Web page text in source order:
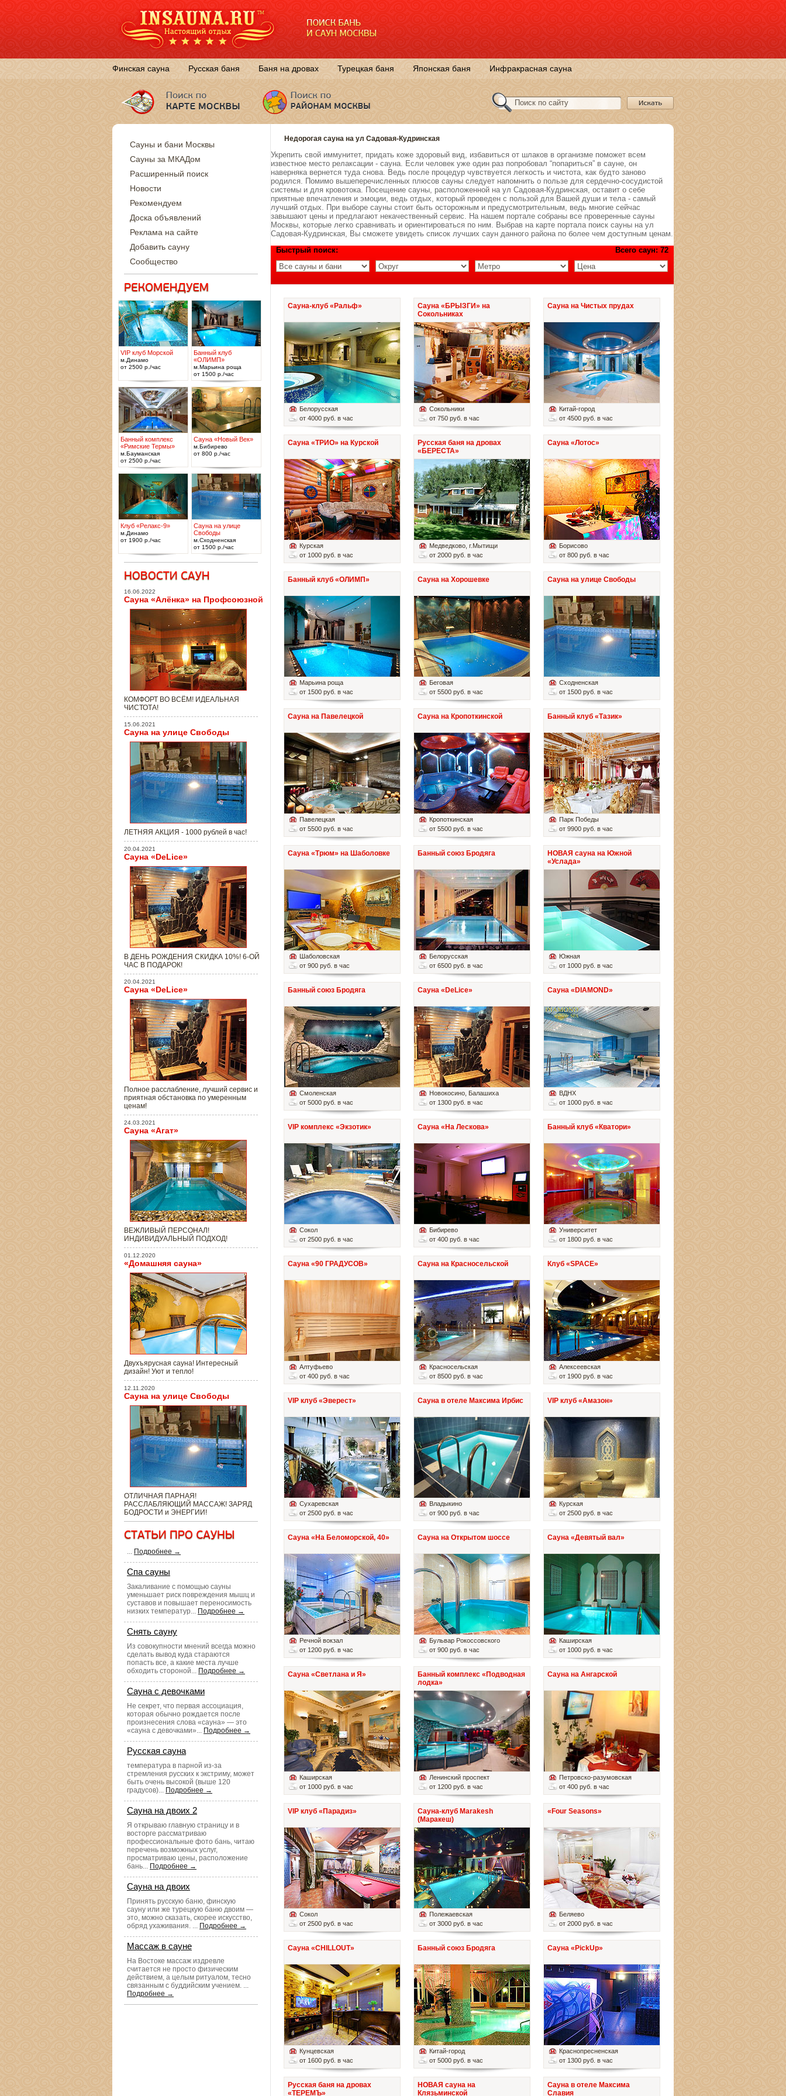
Финская сауна Русская баня Баня на дровах Турецкая баня Японская баня Инфракрасная сауна
Недорогая сауна на ул Садовая-Кудринская
Укрепить свой иммунитет, придать коже здоровый вид, избавиться от шлаков в организме поможет всем
известное место релаксации - сауна. Если человек уже один раз попробовал “попариться” в сауне, он
наверняка вернется туда снова. Ведь после процедур чувствуется легкость и чистота, как будто заново
родился. Помимо вышеперечисленных плюсов сауны следует напомнить о пользе для сердечно-сосудистой
системы и для кровотока. Посещение сауны, расположенной на ул Садовая-Кудринская, оставит о себе
приятные впечатления и эмоции, ведь отдых, который проведен с пользой для Вашей души и тела - самый
лучший отдых. При выборе сауны стоит быть осторожным и предусмотрительным, ведь многие сейчас
завышают цены и предлагают некачественный сервис. На нашем портале собраны все проверенные сауны
Москвы, которые легко сравнивать и ориентироваться по ним. Выбрав на карте портала поиск сауны на ул
Садовая-Кудринская, Вы сможете увидеть список лучших саун данного района по более чем доступным ценам.
Всего саун: 72
Быстрый поиск:
Сауна-клуб «Ральф»
Белорусская
от 4000 руб. в час
Сауна «БРЫЗГИ» на
Сокольниках
Сокольники
от 750 руб. в час
Сауна на Чистых прудах
Китай-город
от 4500 руб. в час
Сауна «ТРИО» на Курской
Курская
от 1000 руб. в час
Русская баня на дровах
«БЕРЕСТА»
Медведково , г.Мытищи
от 2000 руб. в час
Сауна «Лотос»
Борисово
от 800 руб. в час
Банный клуб «ОЛИМП»
Марьина роща
от 1500 руб. в час
Сауна на Хорошевке
Беговая
от 5500 руб. в час
Сауна на улице Свободы
Сходненская
от 1500 руб. в час
Сауна на Павелецкой
Павелецкая
от 5500 руб. в час
Сауна на Кропоткинской
Кропоткинская
от 5500 руб. в час
Банный клуб «Тазик»
Парк Победы
от 9900 руб. в час
Сауна «Трюм» на Шаболовке
Шаболовская
от 900 руб. в час
Банный союз Бродяга
Белорусская
от 6500 руб. в час
НОВАЯ сауна на Южной
«Услада»
Южная
от 1000 руб. в час
Банный союз Бродяга
Смоленская
от 5000 руб. в час
Сауна «DeLice»
Новокосино , Балашиха
от 1300 руб. в час
Сауна «DIAMOND»
ВДНХ
от 1000 руб. в час
VIP комплекс «Экзотик»
Сокол
от 2500 руб. в час
Сауна «На Лескова»
Бибирево
от 400 руб. в час
Банный клуб «Кватори»
Университет
от 1800 руб. в час
Сауна «90 ГРАДУСОВ»
Алтуфьево
от 400 руб. в час
Сауна на Красносельской
Красносельская
от 8500 руб. в час
Клуб «SPACE»
Алексеевская
от 1900 руб. в час
VIP клуб «Эверест»
Сухаревская
от 2500 руб. в час
Сауна в отеле Максима Ирбис
Владыкино
от 900 руб. в час
VIP клуб «Амазон»
Курская
от 2500 руб. в час
Сауна «На Беломорской, 40»
Речной вокзал
от 1200 руб. в час
Сауна на Открытом шоссе
Бульвар Рокоссовского
от 900 руб. в час
Сауна «Девятый вал»
Каширская
от 1000 руб. в час
Сауна «Светлана и Я»
Каширская
от 1000 руб. в час
Банный комплекс «Подводная
лодка»
Ленинский проспект
от 1200 руб. в час
Сауна на Ангарской
Петровско-разумовская
от 400 руб. в час
VIP клуб «Парадиз»
Сокол
от 2500 руб. в час
Сауна-клуб Marakesh
(Маракеш)
Полежаевская
от 3000 руб. в час
«Four Seasons»
Беляево
от 2000 руб. в час
Сауна «CHILLOUT»
Кунцевская
от 1600 руб. в час
Банный союз Бродяга
Китай-город
от 5000 руб. в час
Сауна «PickUp»
Краснопресненская
от 1300 руб. в час
Русская баня на дровах
«ТЕРЕМЪ»
НОВАЯ сауна на
Клязьминской
Сауна в отеле Максима
Славия
Сауны и бани Москвы
Сауны за МКАДом
Расширенный поиск
Новости
Рекомендуем
Доска объявлений
Реклама на сайте
Добавить сауну
Сообщество
VIP клуб Морской
м.Динамо
от 2500 р./час
Банный клуб
«ОЛИМП»
м.Марьина роща
от 1500 р./час
Банный комплекс
«Римские Термы»
м.Бауманская
от 2500 р./час
Сауна «Новый Век»
м.Бибирево
от 800 р./час
Клуб «Релакс-9»
м.Динамо
от 1900 р./час
Сауна на улице
Свободы
м.Сходненская
от 1500 р./час
16.06.2022
Сауна «Алёнка» на Профсоюзной
КОМФОРТ ВО ВСЁМ! ИДЕАЛЬНАЯ
ЧИСТОТА!
15.06.2021
Сауна на улице Свободы
ЛЕТНЯЯ АКЦИЯ - 1000 рублей в час!
20.04.2021
Сауна «DeLice»
В ДЕНЬ РОЖДЕНИЯ СКИДКА 10%! 6-ОЙ
ЧАС В ПОДАРОК!
20.04.2021
Сауна «DeLice»
Полное расслабление, лучший сервис и
приятная обстановка по умеренным
ценам!
24.03.2021
Сауна «Агат»
ВЕЖЛИВЫЙ ПЕРСОНАЛ!
ИНДИВИДУАЛЬНЫЙ ПОДХОД!
01.12.2020
«Домашняя сауна»
Двухъярусная сауна! Интересный
дизайн! Уют и тепло!
12.11.2020
Сауна на улице Свободы
ОТЛИЧНАЯ ПАРНАЯ!
РАССЛАБЛЯЮЩИЙ МАССАЖ! ЗАРЯД
БОДРОСТИ и ЭНЕРГИИ!
... Подробнее →
Спа сауны
Закаливание с помощью сауны
уменьшает риск повреждения мышц и
суставов и повышает переносимость
низких температур... Подробнее →
Снять сауну
Из совокупности мнений всегда можно
сделать вывод куда стараются
попасть все, а какие места лучше
обходить стороной... Подробнее →
Сауна с девочками
Не секрет, что первая ассоциация,
которая обычно рождается после
произнесения слова «сауна» — это
«сауна с девочками»... Подробнее →
Русская сауна
температура в парной из-за
стремления русских к экстриму, может
быть очень высокой (выше 120
градусов)... Подробнее →
Сауна на двоих 2
Я открываю главную страницу и в
восторге рассматриваю
профессиональные фото бань, читаю
перечень возможных услуг,
просматриваю цены, расположение
бань... Подробнее →
Сауна на двоих
Принять русскую баню, финскую
сауну или же турецкую баню двоим —
это, можно сказать, скорее искусство,
обряд ухаживания. ... Подробнее →
Массаж в сауне
На Востоке массаж издревле
считается не просто физическим
действием, а целым ритуалом, тесно
связанным с буддийским учением. ...
Подробнее →